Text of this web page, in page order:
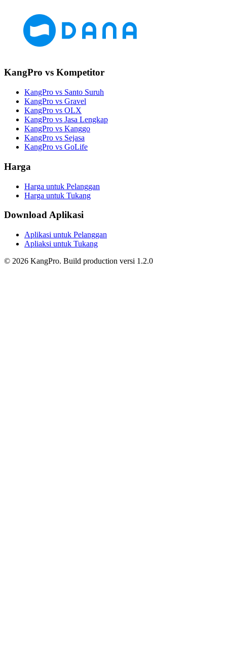
KangPro vs Kompetitor
KangPro vs Santo Suruh
KangPro vs Gravel
KangPro vs OLX
KangPro vs Jasa Lengkap
KangPro vs Kanggo
KangPro vs Sejasa
KangPro vs GoLife
Harga
Harga untuk Pelanggan
Harga untuk Tukang
Download Aplikasi
Aplikasi untuk Pelanggan
Apliaksi untuk Tukang
© 2026 KangPro. Build production versi 1.2.0